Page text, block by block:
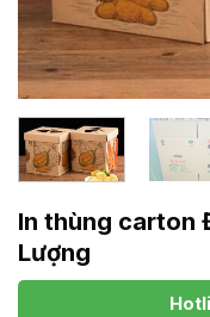
In thùng carton
Lượng